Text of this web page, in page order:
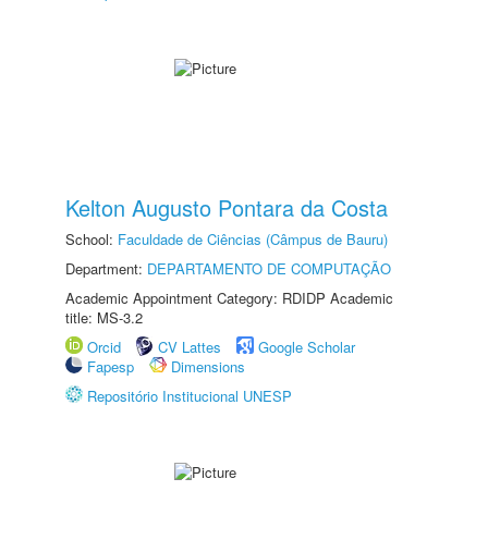
Kelton Augusto Pontara da Costa
School: Faculdade de Ciências (Câmpus de Bauru)
Department: DEPARTAMENTO DE COMPUTAÇÃO
Academic Appointment Category: RDIDP Academic
title: MS-3.2
Orcid
CV Lattes
Google Scholar
Fapesp
Dimensions
Repositório Institucional UNESP